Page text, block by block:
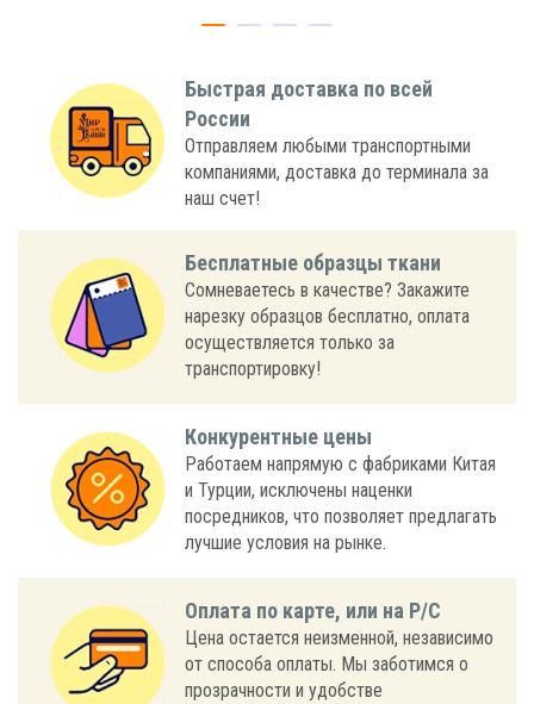
Быстрая доставка по всей
России
Отправляем любыми транспортными
компаниями, доставка до терминала за
наш счет!
Бесплатные образцы ткани
Сомневаетесь в качестве? Закажите
нарезку образцов бесплатно, оплата
осуществляется только за
транспортировку!
Конкурентные цены
Работаем напрямую с фабриками Китая
и Турции, исключены наценки
посредников, что позволяет предлагать
лучшие условия на рынке.
Оплата по карте, или на Р/С
Цена остается неизменной, независимо
от способа оплаты. Мы заботимся о
прозрачности и удобстве